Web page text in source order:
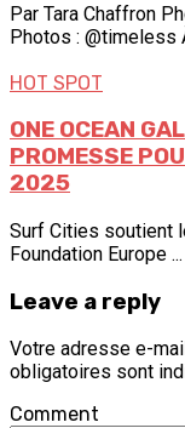
Par Tara Chaffron
Photos : @timeless
HOT SPOT
ONE OCEAN
PROMESSE
2025
Surf Cities soutient
Foundation Europe ...
Leave a reply
Votre adresse e-
obligatoires sont
Comment